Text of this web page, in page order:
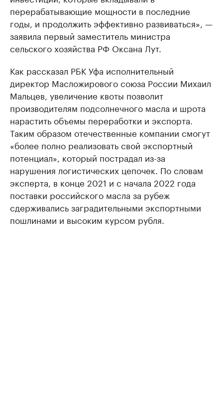
перерабатывающие мощности в последние
годы, и продолжить эффективно развиваться», —
заявила первый заместитель министра
сельского хозяйства РФ Оксана Лут.
Как рассказал РБК Уфа исполнительный
директор Масложирового союза России Михаил
Мальцев, увеличение квоты позволит
производителям подсолнечного масла и шрота
нарастить объемы переработки и экспорта.
Таким образом отечественные компании смогут
«более полно реализовать свой экспортный
потенциал», который пострадал из-за
нарушения логистических цепочек. По словам
эксперта, в конце 2021 и с начала 2022 года
поставки российского масла за рубеж
сдерживались заградительными экспортными
пошлинами и высоким курсом рубля.